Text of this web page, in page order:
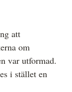
att
om
var utformad.
i stället en